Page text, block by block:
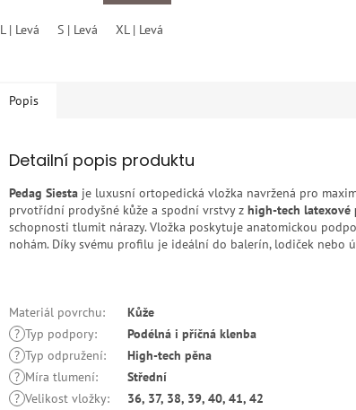
L | Levá S | Levá XL | Levá
Popis
Detailní popis produktu
Pedag Siesta je luxusní ortopedická vložka navržená pro
prvotřídní prodyšné kůže a spodní vrstvy z high-tech latexové
schopnosti tlumit nárazy. Vložka poskytuje anatomickou
nohám. Díky svému profilu je ideální do balerín, lodiček nebo
Materiál povrchu:
Kůže
? Typ podpory:
Podélná i příčná klenba
? Typ odpružení:
High-tech pěna
? Míra tlumení:
Střední
? Velikost vložky:
36, 37, 38, 39, 40, 41, 42